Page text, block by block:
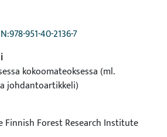
951-40-2136-7
kokoomateoksessa (ml.
johdantoartikkeli)
Finnish Forest Research Institute